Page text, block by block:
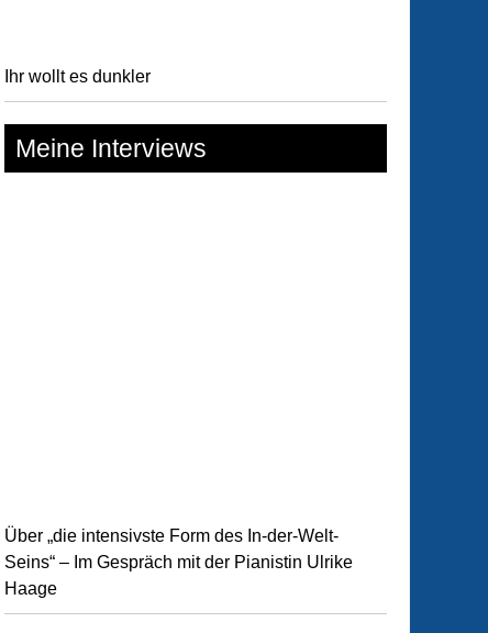
Ihr wollt es dunkler
Meine Interviews
Über „die intensivste Form des In-der-Welt-
Seins“ – Im Gespräch mit der Pianistin Ulrike
Haage